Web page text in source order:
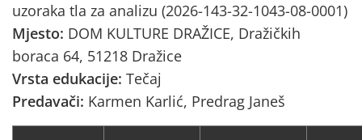
uzoraka tla za analizu (2026-143-32-1043-08-0001)
Mjesto: DOM KULTURE DRAŽICE, Dražičkih
boraca 64, 51218 Dražice
Vrsta edukacije: Tečaj
Predavači: Karmen Karlić, Predrag Janeš